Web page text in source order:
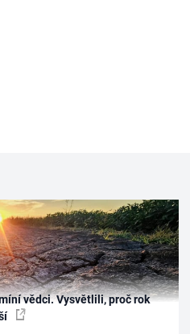
vědci. Vysvětlili, proč rok